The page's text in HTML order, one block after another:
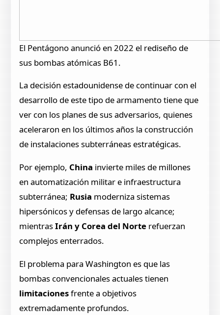
El Pentágono anunció en 2022 el rediseño de
sus bombas atómicas B61.
La decisión estadounidense de continuar con el
desarrollo de este tipo de armamento tiene que
ver con los planes de sus adversarios, quienes
aceleraron en los últimos años la construcción
de instalaciones subterráneas estratégicas.
Por ejemplo, China invierte miles de millones
en automatización militar e infraestructura
subterránea; Rusia moderniza sistemas
hipersónicos y defensas de largo alcance;
mientrasIrán y Corea del Norte refuerzan
complejos enterrados.
El problema para Washington es que las
bombas convencionales actuales tienen
limitacionesfrente a objetivos
extremadamente profundos.